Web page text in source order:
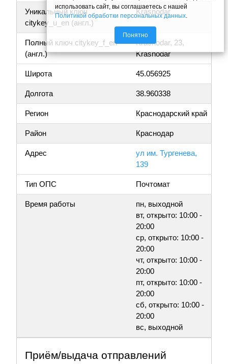
Уникальный ключ
citykey_u_en (англ.)
Krasnodar
Полный ключ citykey_f_en
(англ.)
Krasnodar, 23,
Krasnodar
Широта 45.056925
Долгота 38.960338
Регион Краснодарский край
Район Краснодар
Адрес
ул им. Тургенева,
139
Тип ОПС Почтомат
Время работы
пн, выходной
вт, открыто: 10:00 -
20:00
ср, открыто: 10:00 -
20:00
чт, открыто: 10:00 -
20:00
пт, открыто: 10:00 -
20:00
сб, открыто: 10:00 -
20:00
вс, выходной
Приём/выдача отправлений
использовать сайт, вы соглашаетесь с нашей
Политикой обработки персональных данных.
Понятно